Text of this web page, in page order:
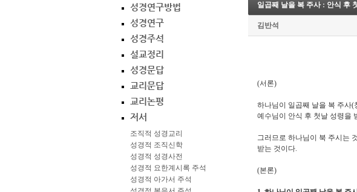
일곱째 날을 복 주사 ː 안식 후
김반석
(서론)
하나님이 일곱째 날을 복 주사(
예수님이 안식 후 첫날 성령을
그러므로 하나님이 북 주시는
받는 것이다.
(본론)
성경연구방법
성경연구
성경주석
설교정리
성경문답
교리문답
교리논평
저서
조직적 성경교리
성경적 조직신학
성경적 성경사전
성경적 요한계시록 주석
성경적 아가서 주석